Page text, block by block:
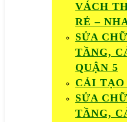
VÁCH
RẺ –
SỬA
TẦNG,
QUẬN 5
CẢI TẠO
SỬA
TẦNG,